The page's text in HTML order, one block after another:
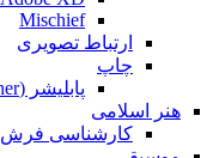
Mischief
ارتباط تصویری
چاپ
پابلیشر (Publisher)
هنر اسلامی
کارشناسی فرش